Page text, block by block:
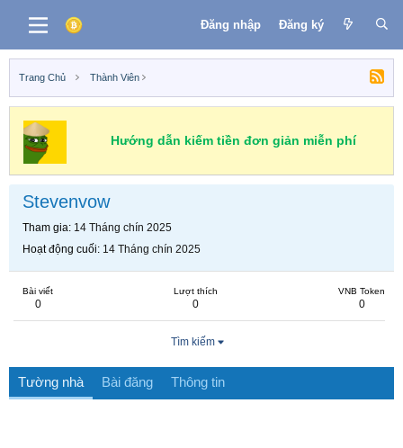
Đăng nhập Đăng ký
Trang Chủ Thành Viên
Hướng dẫn kiếm tiền đơn giản miễn phí
Stevenvow
Tham gia 14 Tháng chín 2025
Hoạt động cuối 14 Tháng chín 2025
Bài viết
0
Lượt thích
0
VNB Token
0
Tìm kiếm
Tường nhà Bài đăng Thông tin